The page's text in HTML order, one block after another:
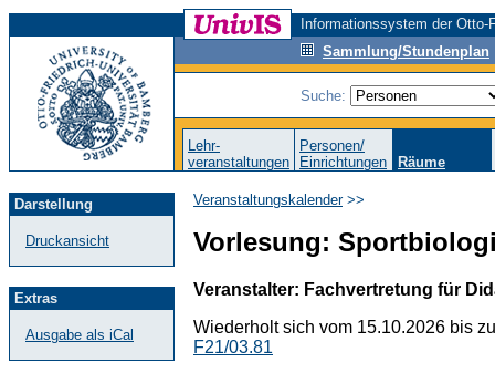
Informationssystem der
Sammlung/Stundenplan
Suche:
Lehr-
veranstaltungen
Personen/
Einrichtungen
Räume
Darstellung
Druckansicht
Extras
Ausgabe als iCal
Veranstaltungskalender>>
Vorlesung:
Veranstalter: Fachvertretung für
Wiederholt sich vom 15.10.2026 bis
F21/03.81